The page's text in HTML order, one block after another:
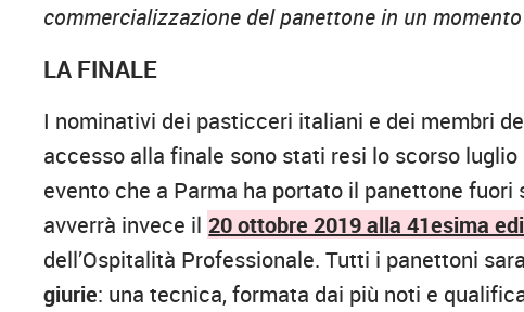
commercializzazione del panettone in un
LA FINALE
I nominativi dei pasticceri italiani e dei membri
accesso alla finale sono stati resi lo scorso luglio
evento che a Parma ha portato il panettone fuori
avverrà invece il 20 ottobre 2019 alla 41esima
dell’Ospitalità Professionale. Tutti i panettoni
giurie: una tecnica, formata dai più noti e